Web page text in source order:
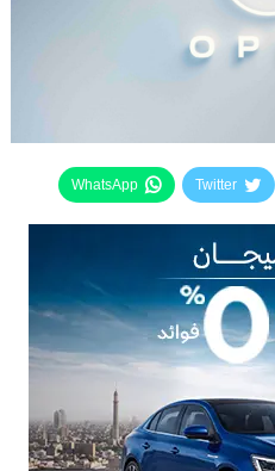
Twitter
WhatsApp